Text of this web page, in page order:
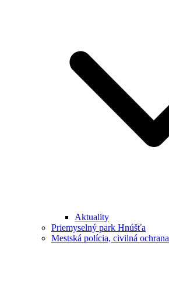
Aktuality
Priemyselný park Hnúšťa
Mestská polícia, civilná ochrana